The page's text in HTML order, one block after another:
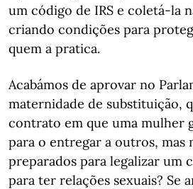
um código de IRS e coletá-la
criando condições para
quem a pratica.
Acabámos de aprovar no
maternidade de substituição,
contrato em que uma mulher
para o entregar a outros, mas
preparados para legalizar um
para ter relações sexuais? Se